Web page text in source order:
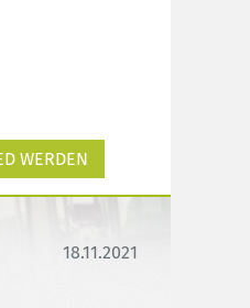
WERDEN
18.11.2021